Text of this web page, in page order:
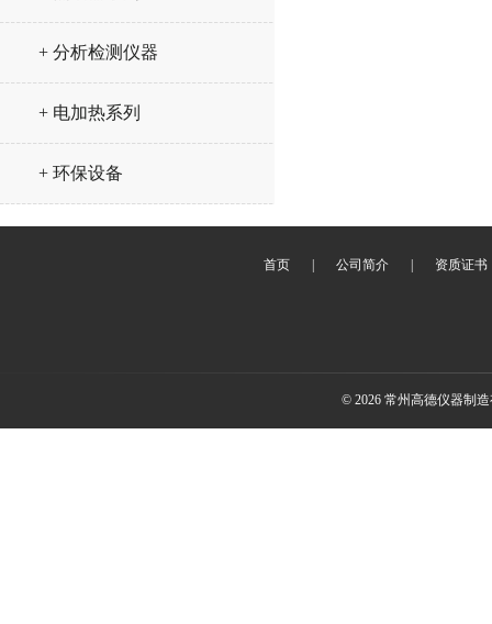
+ 分析检测仪器
+ 电加热系列
+ 环保设备
首页 公司简介 资质证书
© 2026 常州高德仪器制